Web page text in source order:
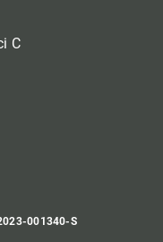
C
001340-S